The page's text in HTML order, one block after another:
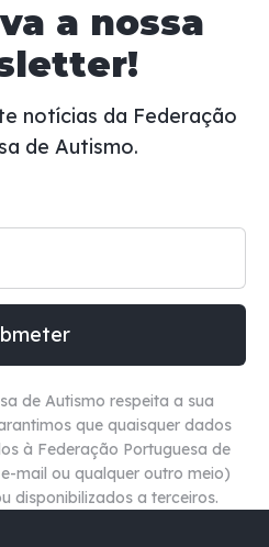
a nossa
notícias da Federação
de Autismo.
de Autismo respeita a sua
que quaisquer dados
à Federação Portuguesa de
mail ou qualquer outro meio)
disponibilizados a terceiros.